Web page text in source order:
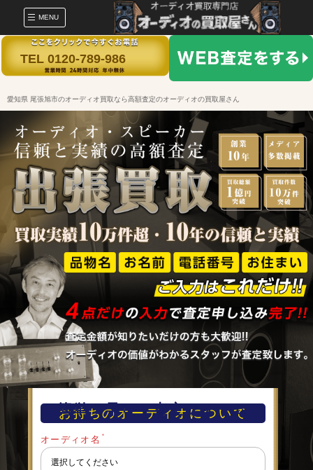
MENU
TEL 0120-789-986
愛知県 尾張旭市のオーディオ買取なら高額査定のオーディオの買取屋さん
簡単！早い！査定フォーム
お持ちのオーディオについて
オーディオ名 ＊